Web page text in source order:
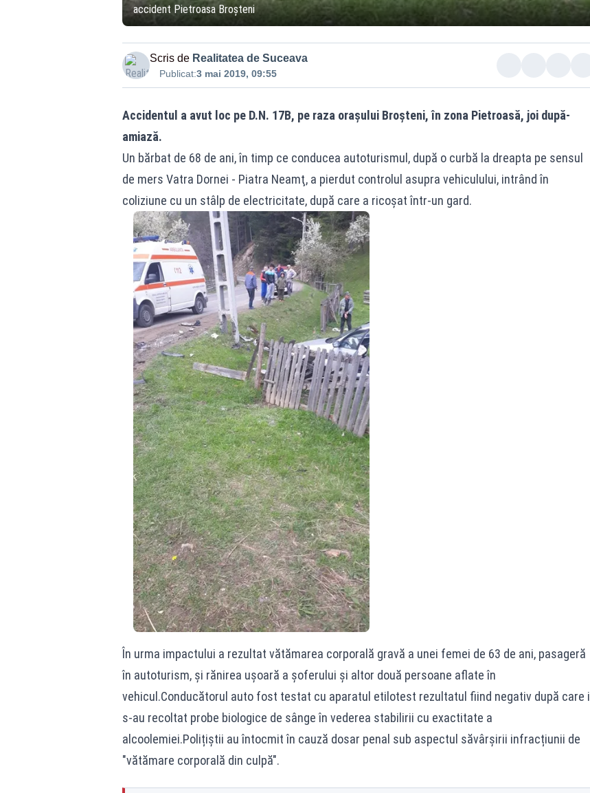
accident Pietroasa Broșteni
Scris de Realitatea de Suceava
Publicat:3 mai 2019, 09:55
Accidentul a avut loc pe D.N. 17B, pe raza orașului Broșteni, în zona Pietroasă, joi după-
amiază.
Un bărbat de 68 de ani, în timp ce conducea autoturismul, după o curbă la dreapta pe sensul
de mers Vatra Dornei - Piatra Neamţ, a pierdut controlul asupra vehiculului, intrând în
coliziune cu un stâlp de electricitate, după care a ricoșat într-un gard.
În urma impactului a rezultat vătămarea corporală gravă a unei femei de 63 de ani, pasageră
în autoturism, și rănirea ușoară a șoferului și altor două persoane aflate în
vehicul.Conducătorul auto fost testat cu aparatul etilotest rezultatul fiind negativ după care i
s-au recoltat probe biologice de sânge în vederea stabilirii cu exactitate a
alcoolemiei.Polițiștii au întocmit în cauză dosar penal sub aspectul săvârșirii infracțiunii de
"vătămare corporală din culpă".